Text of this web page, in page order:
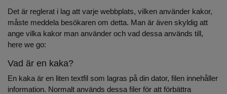
Det är reglerat i lag att varje webbplats, vilken använder kakor,
måste meddela besökaren om detta. Man är även skyldig att
ange vilka kakor man använder och vad dessa används till,
here we go:
Vad är en kaka?
En kaka är en liten textfil som lagras på din dator, filen innehåller
information. Normalt används dessa filer för att förbättra